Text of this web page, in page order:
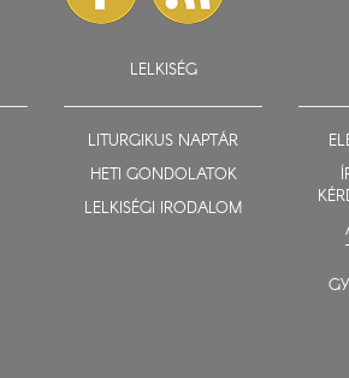
LELKISÉG
LITURGIKUS NAPTÁR
HETI GONDOLATOK
LELKISÉGI IRODALOM